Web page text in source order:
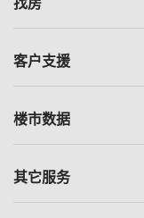
人才招募
找房
一手新房
减价
美联豪宅
独家楼盘
客户支援
自助放盘
查询热线
楼市数据
指数
其它服务